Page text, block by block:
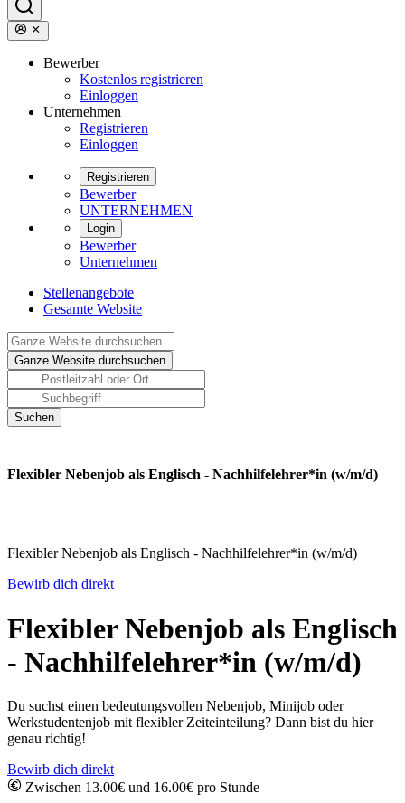
Bewerber
Kostenlos registrieren
Einloggen
Unternehmen
Registrieren
Einloggen
Registrieren
Bewerber
UNTERNEHMEN
Login
Bewerber
Unternehmen
Stellenangebote
Gesamte Website
Flexibler Nebenjob als Englisch - Nachhilfelehrer*in (w/m/d)
Flexibler Nebenjob als Englisch - Nachhilfelehrer*in (w/m/d)
Bewirb dich direkt
Flexibler Nebenjob als Englisch
- Nachhilfelehrer*in (w/m/d)
Du suchst einen bedeutungsvollen Nebenjob, Minijob oder
Werkstudentenjob mit flexibler Zeiteinteilung? Dann bist du hier
genau richtig!
Bewirb dich direkt
Zwischen 13.00€ und 16.00€ pro Stunde